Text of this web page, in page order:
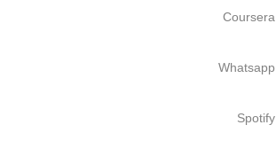
Coursera
Whatsapp
Spotify